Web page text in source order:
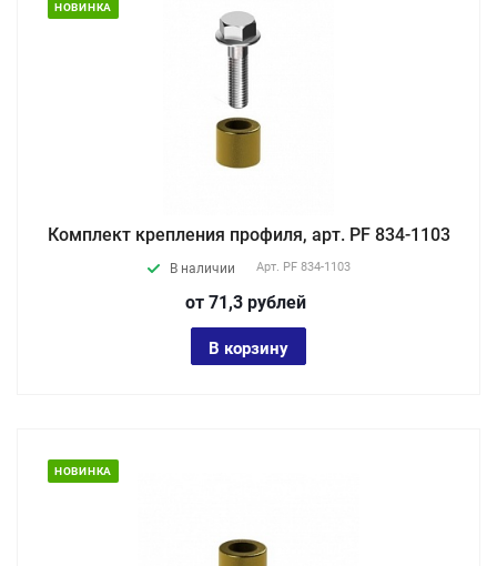
НОВИНКА
Комплект крепления профиля, арт. PF 834-1103
В наличии Арт. PF 834-1103
от 71,3 рублей
В корзину
НОВИНКА